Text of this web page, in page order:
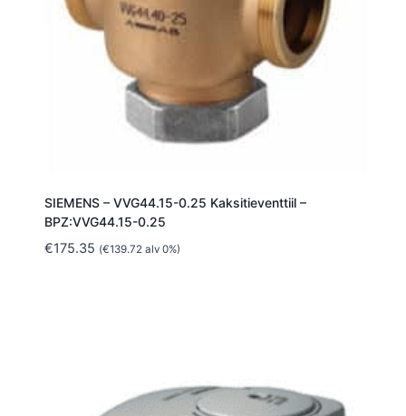
SIEMENS – VVG44.15-0.25 Kaksitieventtiil –
BPZ:VVG44.15-0.25
€175.35 (€139.72alv 0%)